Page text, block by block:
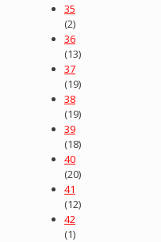
35
(2)
36
(13)
37
(19)
38
(19)
39
(18)
40
(20)
41
(12)
42
(1)